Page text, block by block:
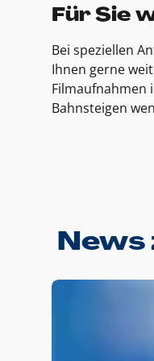
Für Sie
Bei speziellen
Ihnen gerne
Filmaufnahmen
Bahnsteigen
News